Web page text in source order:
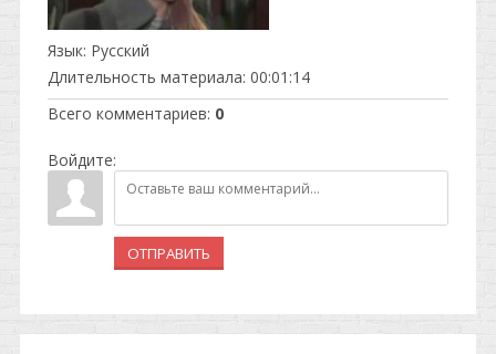
Язык: Русский
Длительность материала: 00:01:14
Всего комментариев: 0
Войдите:
ОТПРАВИТЬ